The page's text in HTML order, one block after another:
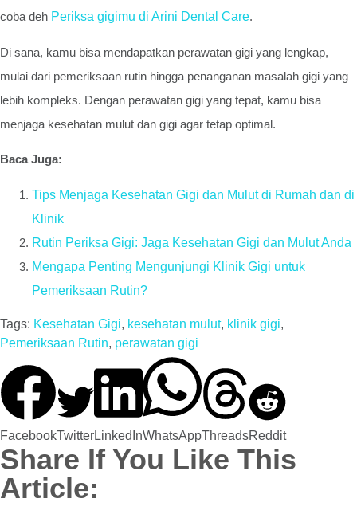
coba deh Periksa gigimu di Arini Dental Care.
Di sana, kamu bisa mendapatkan perawatan gigi yang lengkap,
mulai dari pemeriksaan rutin hingga penanganan masalah gigi yang
lebih kompleks. Dengan perawatan gigi yang tepat, kamu bisa
menjaga kesehatan mulut dan gigi agar tetap optimal.
Baca Juga:
Tips Menjaga Kesehatan Gigi dan Mulut di Rumah dan di
Klinik
Rutin Periksa Gigi: Jaga Kesehatan Gigi dan Mulut Anda
Mengapa Penting Mengunjungi Klinik Gigi untuk
Pemeriksaan Rutin?
Tags: Kesehatan Gigi, kesehatan mulut, klinik gigi,
Pemeriksaan Rutin, perawatan gigi
FacebookTwitterLinkedInWhatsAppThreadsReddit
Share If You Like This
Article: